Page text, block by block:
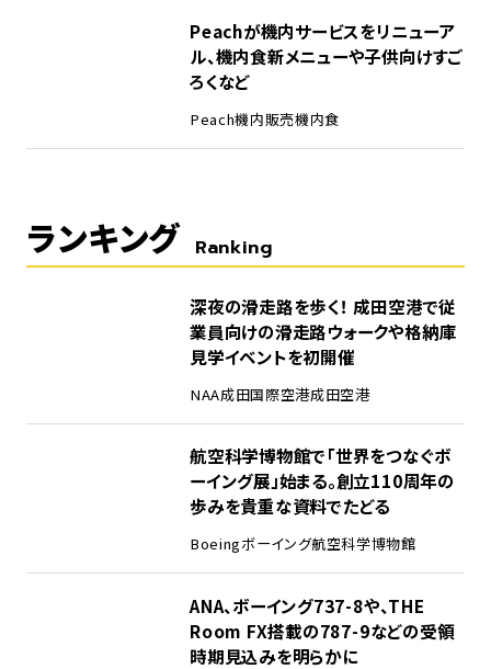
Peachが機内サービスをリニューア
ル、機内食新メニューや子供向けすご
ろくなど
Peach機内販売機内食
ランキング Ranking
深夜の滑走路を歩く！ 成田空港で従
業員向けの滑走路ウォークや格納庫
見学イベントを初開催
NAA成田国際空港成田空港
航空科学博物館で「世界をつなぐボ
ーイング展」始まる。創立110周年の
歩みを貴重な資料でたどる
Boeingボーイング航空科学博物館
ANA、ボーイング737-8や、THE
Room FX搭載の787-9などの受領
時期見込みを明らかに